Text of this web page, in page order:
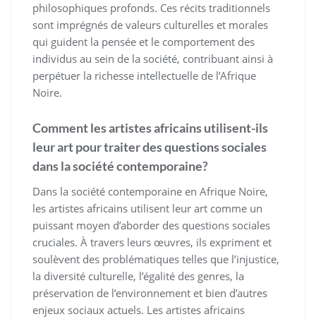
philosophiques profonds. Ces récits traditionnels
sont imprégnés de valeurs culturelles et morales
qui guident la pensée et le comportement des
individus au sein de la société, contribuant ainsi à
perpétuer la richesse intellectuelle de l’Afrique
Noire.
Comment les artistes africains utilisent-ils
leur art pour traiter des questions sociales
dans la société contemporaine?
Dans la société contemporaine en Afrique Noire,
les artistes africains utilisent leur art comme un
puissant moyen d’aborder des questions sociales
cruciales. À travers leurs œuvres, ils expriment et
soulèvent des problématiques telles que l’injustice,
la diversité culturelle, l’égalité des genres, la
préservation de l’environnement et bien d’autres
enjeux sociaux actuels. Les artistes africains